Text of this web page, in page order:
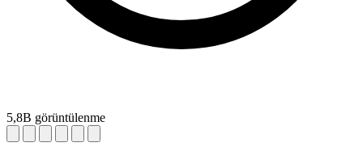
5,8B görüntülenme